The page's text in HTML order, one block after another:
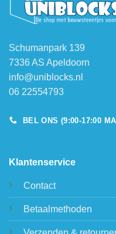
Schumanpark 139
7336 AS Apeldoorn
info@uniblocks.nl
06 22554793
BEL ONS (9:00-17:00
Klantenservice
Contact
Betaalmethoden